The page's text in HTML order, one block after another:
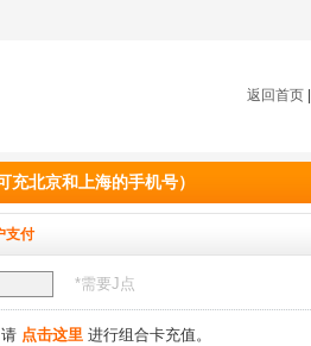
返回首页
充北京和上海的手机号）
支付
*需要J点
点击这里 进行组合卡充值。